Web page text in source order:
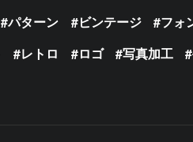
パターン ビンテージ フォ
レトロ ロゴ 写真加工